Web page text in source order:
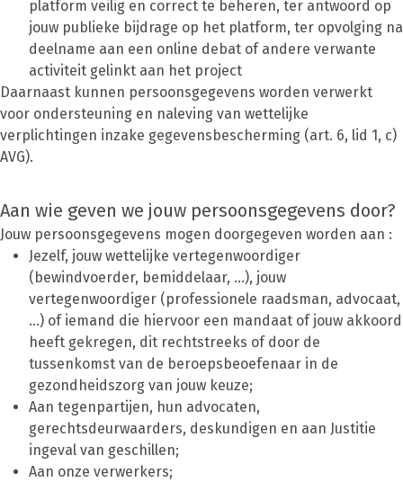
platform veilig en correct te beheren, ter antwoord op
jouw publieke bijdrage op het platform, ter opvolging na
deelname aan een online debat of andere verwante
activiteit gelinkt aan het project
Daarnaast kunnen persoonsgegevens worden verwerkt
voor ondersteuning en naleving van wettelijke
verplichtingen inzake gegevensbescherming (art. 6, lid 1, c)
AVG).
Aan wie geven we jouw persoonsgegevens door?
Jouw persoonsgegevens mogen doorgegeven worden aan :
Jezelf, jouw wettelijke vertegenwoordiger
(bewindvoerder, bemiddelaar, …), jouw
vertegenwoordiger (professionele raadsman, advocaat,
…) of iemand die hiervoor een mandaat of jouw akkoord
heeft gekregen, dit rechtstreeks of door de
tussenkomst van de beroepsbeoefenaar in de
gezondheidszorg van jouw keuze;
Aan tegenpartijen, hun advocaten,
gerechtsdeurwaarders, deskundigen en aan Justitie
ingeval van geschillen;
Aan onze verwerkers;